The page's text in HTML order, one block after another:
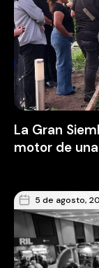
La Gran
motor de
5 de agosto,